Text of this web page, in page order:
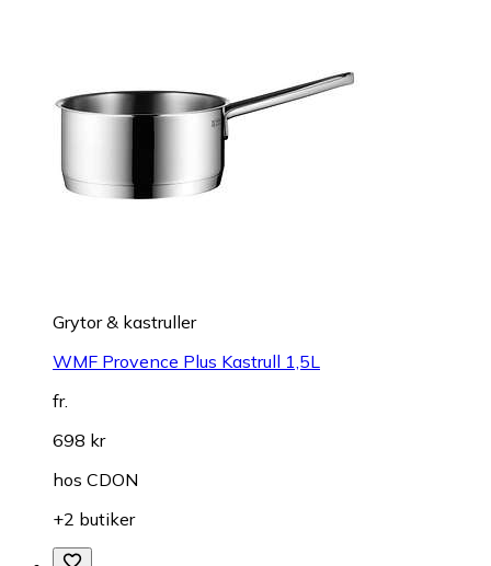
Grytor & kastruller
WMF Provence Plus Kastrull 1,5L
fr.
698 kr
hos CDON
+2 butiker